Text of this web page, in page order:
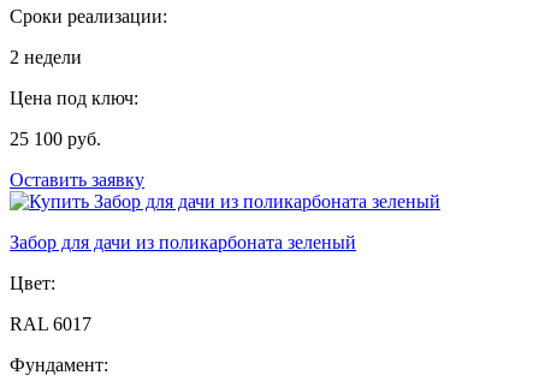
Сроки реализации:
2 недели
Цена под ключ:
25 100 руб.
Оставить заявку
Забор для дачи из поликарбоната зеленый
Цвет:
RAL 6017
Фундамент: